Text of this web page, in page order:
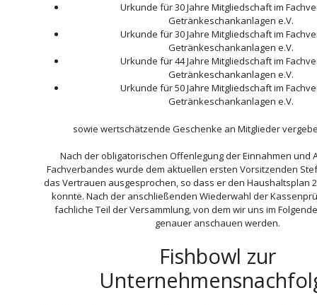
Urkunde für 30 Jahre Mitgliedschaft im
Getränkeschankanlagen e.V.
Urkunde für 30 Jahre Mitgliedschaft im
Getränkeschankanlagen e.V.
Urkunde für 44 Jahre Mitgliedschaft im
Getränkeschankanlagen e.V.
Urkunde für 50 Jahre Mitgliedschaft im
Getränkeschankanlagen e.V.
sowie wertschätzende Geschenke an Mitglieder
Nach der obligatorischen Offenlegung der Einnahmen und
Fachverbandes wurde dem aktuellen ersten Vorsitzenden
das Vertrauen ausgesprochen, so dass er den Haushaltsplan
konnte. Nach der anschließenden Wiederwahl der
fachliche Teil der Versammlung, von dem wir uns im
genauer anschauen werden.
Fishbowl zur